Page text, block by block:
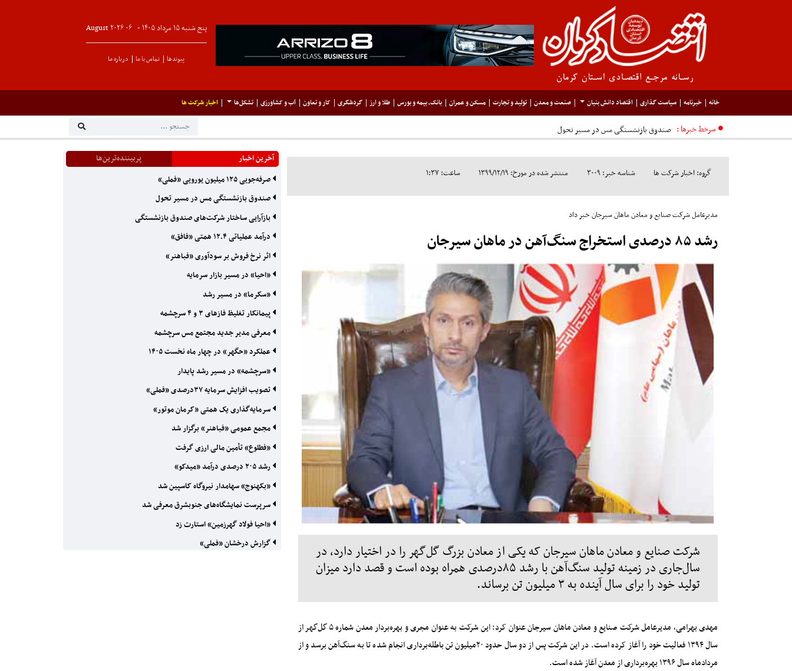
پنج شنبه ۱۵ مرداد ۱۴۰۵ - ۰۶August۲۰۲۶
پیوندها تماس با ما درباره ما
خانه خبرنامه سیاست گذاری اقتصاد دانش بنیان صنعت و معدن تولید و تجارت مسکن و عمران بانک، بیمه و بورس طلا و ارز گردشگری کار و تعاون آب و کشاورزی تشکل‌ها اخبار شرکت ها
سرخط خبرها : صندوق بازنشستگی مس در مسیر تحول
گروه: اخبار شرکت ها شناسه خبر: ۳۰۰۹ منتشر شده در مورخ: ۱۳۹۹/۱۲/۱۹ ساعت: ۱:۳۷
مدیرعامل شرکت صنایع و معادن ماهان سیرجان خبر داد
رشد ۸۵ درصدی استخراج سنگ‌آهن در ماهان سیرجان
شرکت صنایع و معادن ماهان سیرجان که یکی از معادن بزرگ گل‌گهر را در اختیار دارد، در
سال‌جاری در زمینه تولید سنگ‌آهن با رشد ۸۵درصدی همراه بوده است و قصد دارد میزان
تولید خود را برای سال آینده به ۳ میلیون تن برساند.
مهدی بهرامی، مدیرعامل شرکت صنایع و معادن ماهان سیرجان عنوان کرد:‌ این شرکت به عنوان مجری و بهره‌بردار معدن شماره ۵ گل‌گهر از
سال ۱۳۹۴ فعالیت خود را آغاز کرده است. در این شرکت پس از دو سال حدود ۲۰میلیون تن باطله‌برداری انجام شده تا به سنگ‌آهن برسد و از
مردادماه سال ۱۳۹۶ بهره‌برداری از معدن آغاز شده است.
آخرین اخبار
پربیننده‌ترین‌ها
صرفه‌جویی ۱۲۵ میلیون یورویی «فملی»
صندوق بازنشستگی مس در مسیر تحول
بازآرایی ساختار شرکت‌های صندوق بازنشستگی
درآمد عملیاتی ۱۲.۴ همتی «فافق»
اثر نرخ فروش بر سودآوری «فباهنر»
«احیا» در مسیر بازار سرمایه
«سکرما» در مسیر رشد
پیمانکار تغلیظ فازهای ۳ و ۴ سرچشمه
معرفی مدیر جدید مجتمع مس سرچشمه
عملکرد «حگهر» در چهار ماه نخست ۱۴۰۵
«سرچشمه» در مسیر رشد پایدار
تصویب افزایش سرمایه ۳۷درصدی «فملی»
سرمایه‌گذاری یک همتی «کرمان موتور»
مجمع عمومی «فباهنر» برگزار شد
«فطلوع» تأمین مالی ارزی گرفت
رشد ۲۰۵ درصدی درآمد «میدکو»
«بکهنوج» سهامدار نیروگاه کاسپین شد
سرپرست نمایشگاه‌های جنوبشرق معرفی شد
«احیا فولاد گهرزمین» استارت زد
گزارش درخشان «فملی»